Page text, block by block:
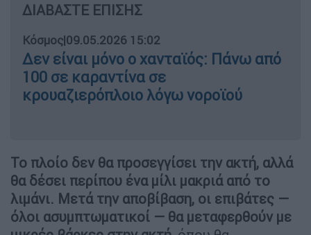
ΔΙΑΒΑΣΤΕ ΕΠΙΣΗΣ
Κόσμος|09.05.2026 15:02
Δεν είναι μόνο ο χανταϊός: Πάνω από
100 σε καραντίνα σε
κρουαζιερόπλοιο λόγω νοροϊού
Το πλοίο δεν θα προσεγγίσει την ακτή, αλλά
θα δέσει περίπου ένα μίλι μακριά από το
λιμάνι. Μετά την αποβίβαση, οι επιβάτες —
όλοι ασυμπτωματικοί — θα μεταφερθούν με